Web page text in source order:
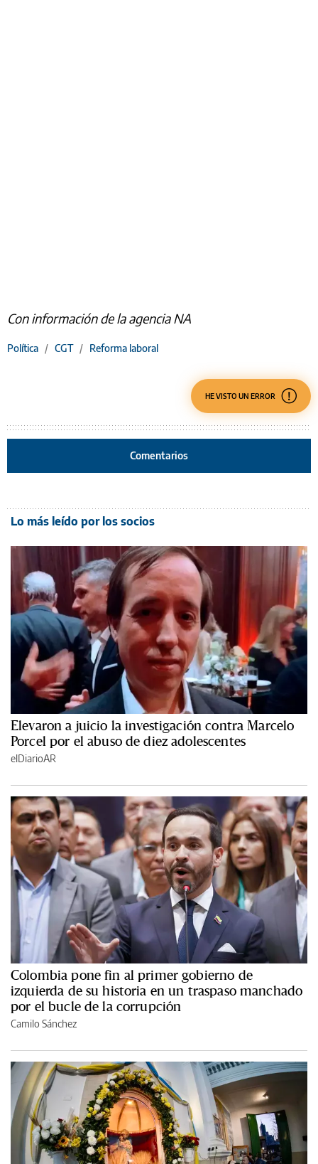
Con información de la agencia NA
Política / CGT / Reforma laboral
HE VISTO UN ERROR
Comentarios
Lo más leído por los socios
Elevaron a juicio la investigación contra Marcelo
Porcel por el abuso de diez adolescentes
elDiarioAR
Colombia pone fin al primer gobierno de
izquierda de su historia en un traspaso manchado
por el bucle de la corrupción
Camilo Sánchez